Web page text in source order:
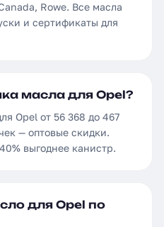
Rowe. Все масла
и сертификаты для
масла для Opel?
Opel от 56 368 до 467
— оптовые скидки.
выгоднее канистр.
для Opel по